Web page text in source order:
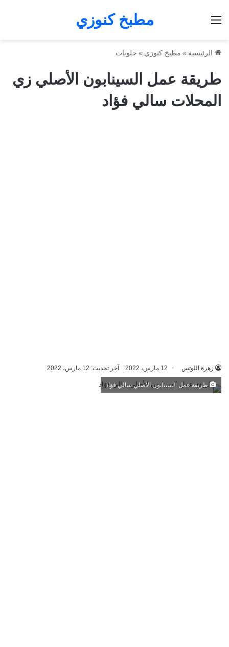
مطبخ كنوزي
الرئيسية » مطبخ كنوزي » حلويات
طريقة عمل السينابون الأصلي زي
المحلات سالي فؤاد
زهرة اللوتس 12 مارس، 2022 آخر تحديث: 12 مارس، 2022
طريقة عمل السينابون الأصلي سالي فؤاد